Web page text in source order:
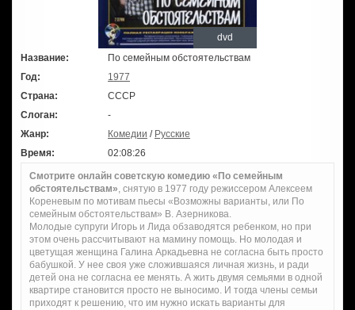
dvd
Название:
По семейным обстоятельствам
Год:
1977
Страна:
СССР
Слоган:
-
Жанр:
Комедии / Русские
Время:
02:08:26
Смотрите онлайн советскую комедию «По семейным
обстоятельствам», снятую в 1977 году режиссером Алексеем
Кореневым по мотивам пьесы «Возможны варианты, или По
семейным обстоятельствам» В. Азерникова.
Молодые супруги Игорь и Лида обзаводятся ребенком, но при
этом очень рассчитывают на мамину помощь. Но молодая и
цветущая женщина Галина Аркадьевна не согласна быть просто
бабушкой. У нее своя уже сложившаяся личная жизнь, и ради
детей она не согласна ее менять. А жить двумя семьями в одной
квартире становится просто не выносимо. И тогда члены семьи
приходят к решению, что им нужно искать варианты для